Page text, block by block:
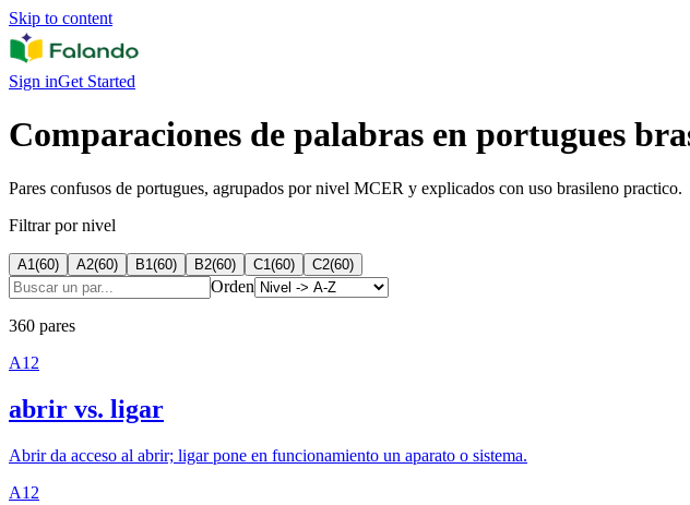
Skip to content
Sign inGet Started
Comparaciones de palabras en portugues
Pares confusos de portugues, agrupados por nivel MCER y explicados con uso brasileno practico.
Filtrar por nivel
A1 (60) A2(60) B1 (60) B2(60) C1 (60) C2(60)
Orden
360 pares
A1 2
abrir vs. ligar
Abrir da acceso al abrir; ligar pone en funcionamiento un aparato o sistema.
A1 2